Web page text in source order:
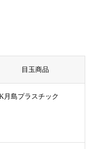
目玉商品
月島プラスチック